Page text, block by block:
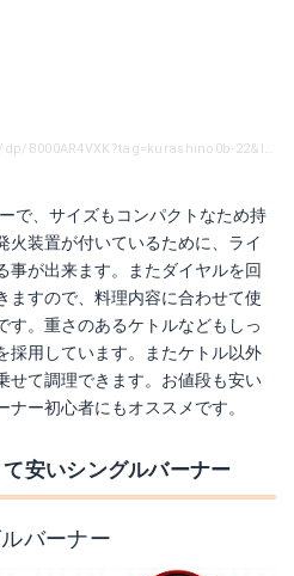
で、サイズもコンパクトなため持
火装置が付いているために、ライ
事が出来ます。またダイヤルを回
ますので、料理内容に合わせて使
す。重さのあるケトルなどもしっ
採用しています。またケトル以外
せて調理できます。お値段も安い
ー初心者にもオススメです。
安いシングルバーナー
バーナー